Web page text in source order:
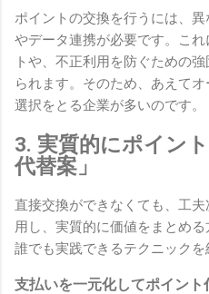
ポイントの交換を行うには、
やデータ連携が必要です。こ
トや、不正利用を防ぐための
られます。そのため、あえて
選択をとる企業が多いのです。
3. 実質的にポイン
代替案」
直接交換ができなくても、工
用し、実質的に価値をまとめる
誰でも実践できるテクニックを
支払いを一元化してポイント